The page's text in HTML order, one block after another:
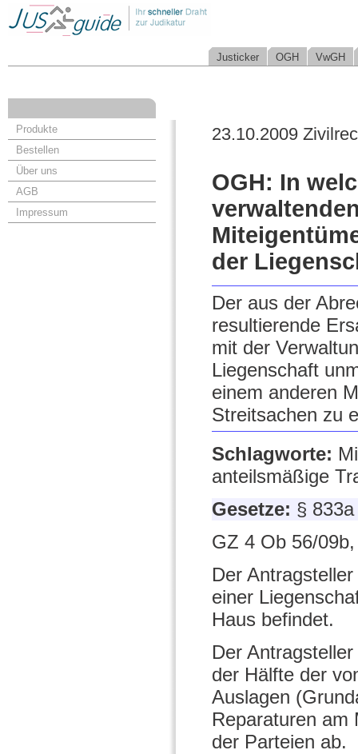
Justicker OGH VwGH
Produkte
Bestellen
Über uns
AGB
Impressum
23.10.2009
OGH: In
der
Der aus der
resultierende
mit der
Liegenschaft
einem anderen
Streitsachen zu
Schlagworte:
anteilsmäßige
Gesetze: §
GZ 4 Ob 56/
Der
einer
Haus befindet.
Der
der Hälfte der
Auslagen
Reparaturen am
der Parteien ab.